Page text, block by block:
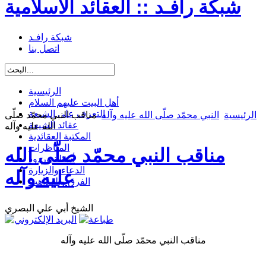
شبكة رافـد :: العقائد الاسلامية
شبكة رافـد
اتصل بنا
الرئيسية
أهل البيت عليهم السلام
التعرف على الشيعة
عقائد الشيعة
المكتبة العقائدية
المناظرات
أسئلة وردود
الدعاء والزيارة
الفرق والمذاهب
الرئيسية النبي محمّد صلّى الله عليه وآله مناقب النبي محمّد صلّى
الله عليه وآله
مناقب النبي محمّد صلّى الله
عليه وآله
الشيخ أبي علي البصري
مناقب النبي محمّد صلّى الله عليه وآله